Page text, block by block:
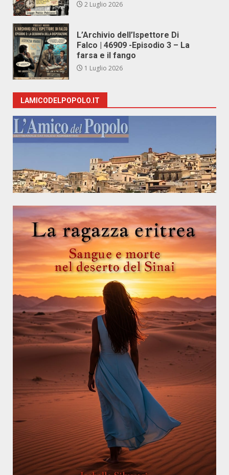
2 Luglio 2026
L’Archivio dell’Ispettore Di
Falco | 46909 -Episodio 3 – La
farsa e il fango
1 Luglio 2026
LAMICODELPOPOLO.IT